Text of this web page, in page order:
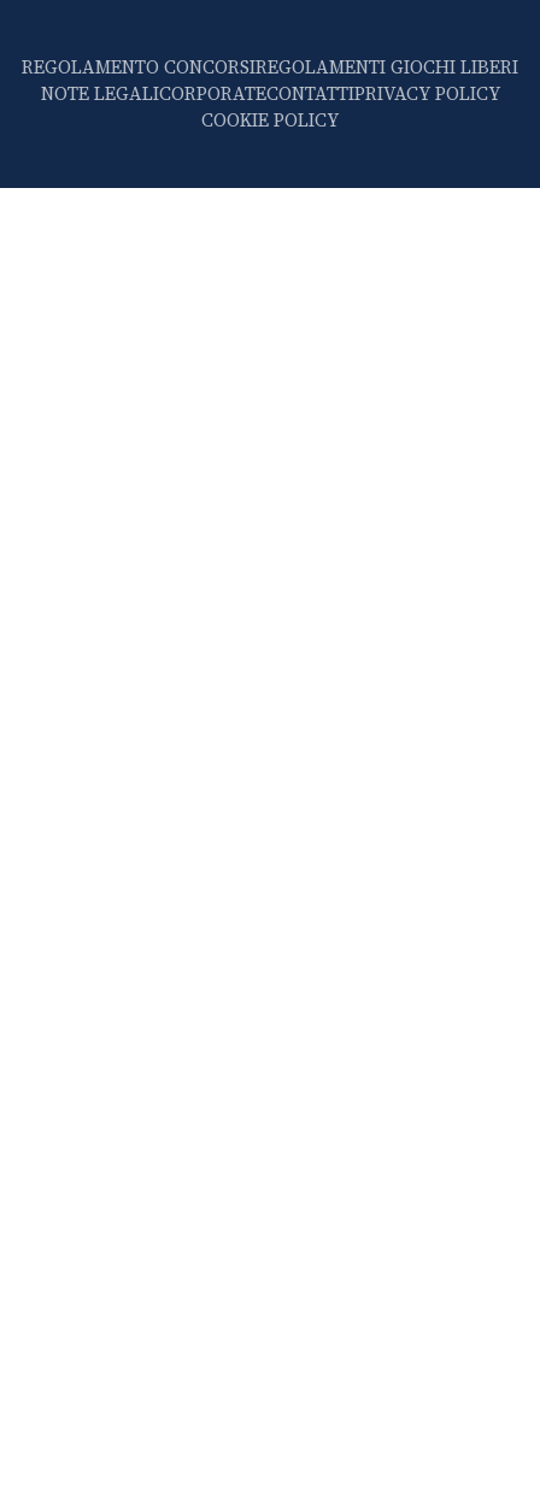
REGOLAMENTO CONCORSIREGOLAMENTI GIOCHI LIBERI
NOTE LEGALICORPORATECONTATTIPRIVACY POLICY
COOKIE POLICY